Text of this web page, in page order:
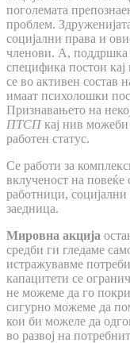
поголемата
проблем.
социјални права и
членови. А, поддршка
специфика постои
се во активен состав
имаат психолошки
Признавањето на
ПТСП кај нив
работен статус.
Се работи за
вклученост на повеќе
работници,
заедница.
Мировна акција
средби ги гледаме
истражувавме
капацитети се
не можеме да го
сигурно можеме да
кои би можеле да
во развој на